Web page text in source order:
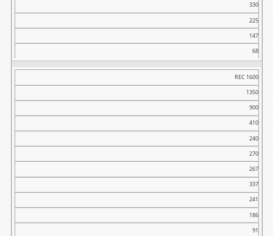
330
225
147
68
REC 1600
1350
900
410
240
270
267
337
241
186
91